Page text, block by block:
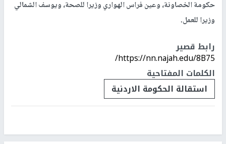
حكومة الخصاونة، وعين فراس الهواري وزيرا للصحة، ويوسف الشمالي
وزيرا للعمل.
رابط قصير
https://nn.najah.edu/8B75/
الكلمات المفتاحية
استقالة الحكومة الاردنية